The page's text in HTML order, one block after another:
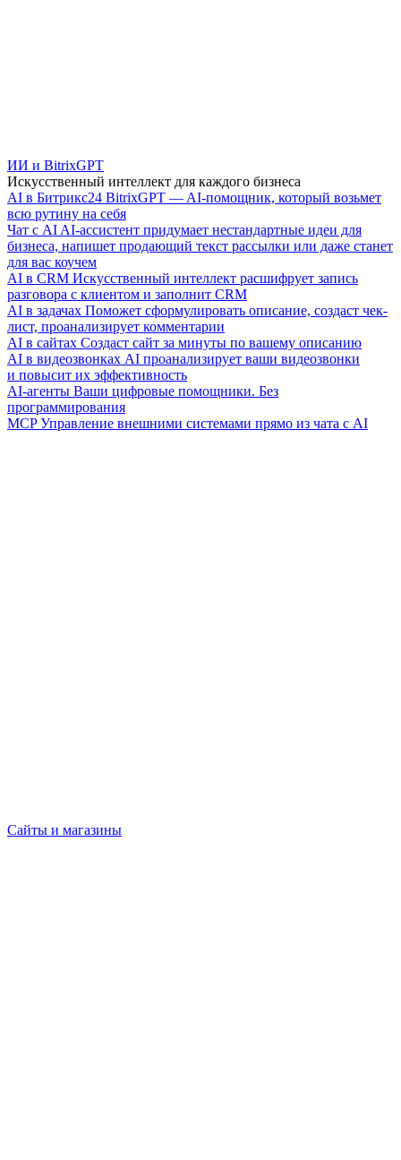
ИИ и BitrixGPT
Искусственный интеллект для каждого бизнеса
AI в Битрикс24 BitrixGPT — AI-помощник, который возьмет
всю рутину на себя
Чат с AI AI-ассистент придумает нестандартные идеи для
бизнеса, напишет продающий текст рассылки или даже станет
для вас коучем
AI в CRM Искусственный интеллект расшифрует запись
разговора с клиентом и заполнит CRM
AI в задачах Поможет сформулировать описание, создаст чек-
лист, проанализирует комментарии
AI в сайтах Создаст сайт за минуты по вашему описанию
AI в видеозвонках AI проанализирует ваши видеозвонки
и повысит их эффективность
AI-агенты Ваши цифровые помощники. Без
программирования
MCP Управление внешними системами прямо из чата с AI
Сайты и магазины